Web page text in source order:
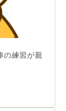
の練習が親